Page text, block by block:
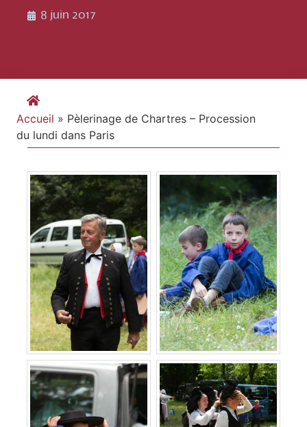
8 juin 2017
Accueil » Pèlerinage de Chartres – Procession
du lundi dans Paris